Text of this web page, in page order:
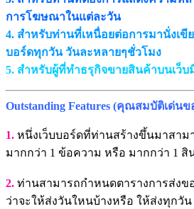
การโฆษณาในแต่ละวัน
4. สำหรับท่านที่เหนื่อยต่อการมานั่งเขี
บอร์ดทุกวัน วันละหลายๆชั่วโมง
5. สำหรับผู้ที่ทำธรุกิจขายสินค้าบนเว็บ
Outstanding Features (คุณสมบัติเด่น
1. หนึ่งเว็บบอร์ดที่ท่านสร้างขึ้นมาสาม
มากกว่า 1 ข้อความ หรือ มากกว่า 1 สิ
2. ท่านสามารถกำหนดตารางการส่งข
ว่าจะให้ส่งวันใหนบ้างหรือ ให้ส่งทุกวัน